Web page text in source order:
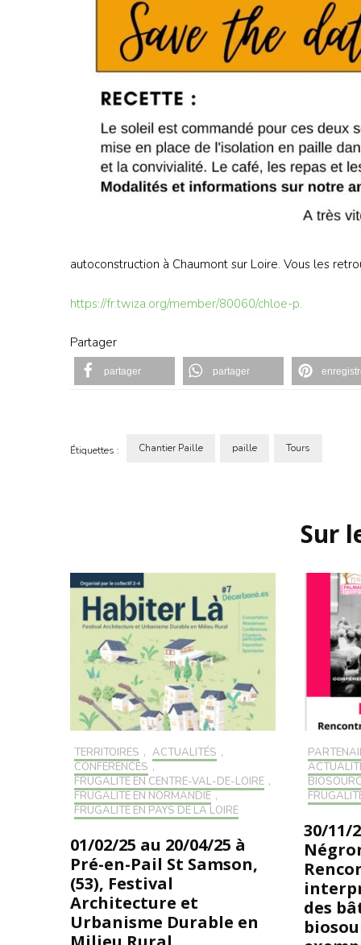
autoconstruction à Chaumont sur Loire. Vous les
https://fr.twiza.org/member/80060/chloe-p.
Partager
partager partager
Étiquettes : Chantier Paille paille Tours
Sur
TERRITOIRES , ACTUALITÉS ,
CONFÉRENCES ,
FRUGALITÉ EN CENTRE-VAL-DE-LOIRE ,
FRUGALITÉ EN NORMANDIE ,
FRUGALITÉ EN PAYS DE LA LOIRE
01/02/25 au 20/04/25 à
Pré-en-Pail St Samson,
(53), Festival
Architecture et
Urbanisme Durable en
30/11/
des